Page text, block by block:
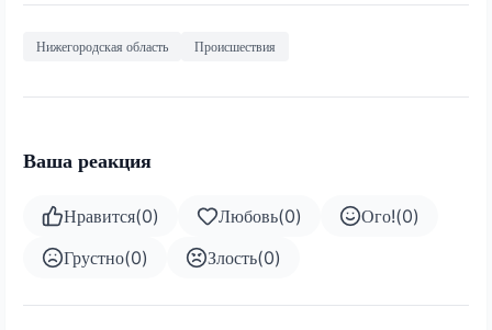
Нижегородская область Происшествия
Ваша реакция
Нравится(0) Любовь(0) Ого!(0)
Грустно(0) Злость(0)